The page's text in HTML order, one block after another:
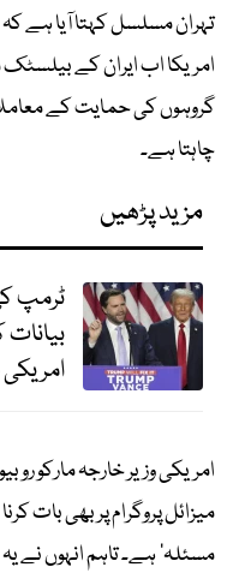
تہران مسلسل کہتا آیا ہے
امریکا اب ایران کے بیلسٹک
گروہوں کی حمایت کے
چاہتا ہے۔
مزید پڑھیں
ٹرمپ
امریکی وزیر خارجہ مارکو
میزائل پروگرام پر بھی بات
مسئلہ‘ ہے۔ تاہم انہوں نے